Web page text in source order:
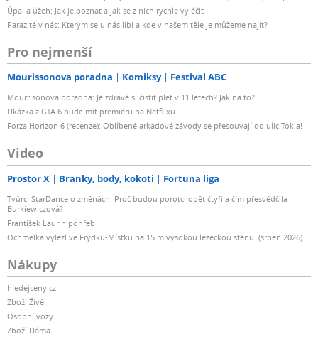
Úpal a úžeh: Jak je poznat a jak se z nich rychle vyléčit
Parazité v nás: Kterým se u nás líbí a kde v našem těle je můžeme najít?
Pro nejmenší
Mourissonova poradna Komiksy Festival ABC
Mourrisonova poradna: Je zdravé si čistit pleť v 11 letech? Jak na to?
Ukázka z GTA 6 bude mít premiéru na Netflixu
Forza Horizon 6 (recenze): Oblíbené arkádové závody se přesouvají do ulic Tokia!
Video
Prostor X Branky, body, kokoti Fortuna liga
Tvůrci StarDance o změnách: Proč budou porotci opět čtyři a čím přesvědčila
Burkiewiczová?
František Laurin pohřeb
Ochmelka vylezl ve Frýdku-Místku na 15 m vysokou lezeckou stěnu. (srpen 2026)
Nákupy
hledejceny.cz
Zboží Živě
Osobní vozy
Zboží Dáma